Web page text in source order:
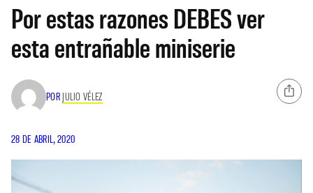
Por estas razones DEBES ver
esta entrañable miniserie
POR JULIO VÉLEZ
28 DE ABRIL, 2020